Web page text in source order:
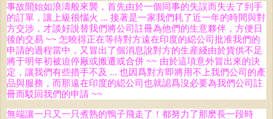
事故開始如浪濤般來襲，首先由於一個同事的失誤而失去了到手
的訂單，讓上級很惱火 ... 接著是一家我們耗了近一年的時間與對
方交涉，才談好說替我們將公司註冊為他們的生意夥伴，方便日
後的交易 ~~ 怎曉得正在等待對方遠在印度的縂公司批准我們的
申請的過程當中，又冒出了個消息說對方的生産綫由於貨供不足
將于明年初被迫停厰或搬遷或合併 ~~ 由於這項意外冒出來的決
定，讓我們有些措手不及 ... 也因爲對方即將用不上我們公司的產
品與服務，而那遠在印度的縂公司也就認爲沒必要為我們公司註
冊而駁回我們的申請 ~~
無端讓一只又一只煮熟的鴨子飛走了！都努力了那麽長一段時